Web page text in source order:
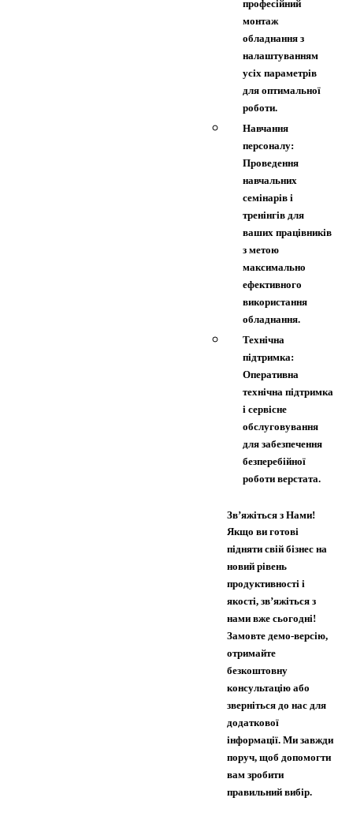
професійний
монтаж
обладнання з
налаштуванням
усіх параметрів
для оптимальної
роботи.
Навчання
персоналу:
Проведення
навчальних
семінарів і
тренінгів для
ваших працівників
з метою
максимально
ефективного
використання
обладнання.
Технічна
підтримка:
Оперативна
технічна підтримка
і сервісне
обслуговування
для забезпечення
безперебійної
роботи верстата.
Зв’яжіться з Нами!
Якщо ви готові
підняти свій бізнес на
новий рівень
продуктивності і
якості, зв’яжіться з
нами вже сьогодні!
Замовте демо-версію,
отримайте
безкоштовну
консультацію або
зверніться до нас для
додаткової
інформації. Ми завжди
поруч, щоб допомогти
вам зробити
правильний вибір.